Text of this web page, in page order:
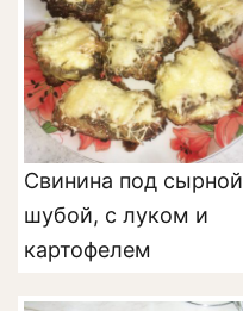
Свинина под сырной
шубой, с луком и
картофелем